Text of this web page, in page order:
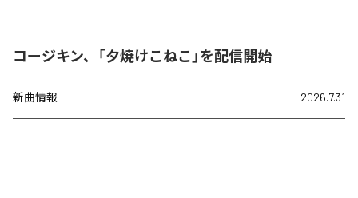
コージキン、「夕焼けこねこ」を配信開始
新曲情報 2026.7.31